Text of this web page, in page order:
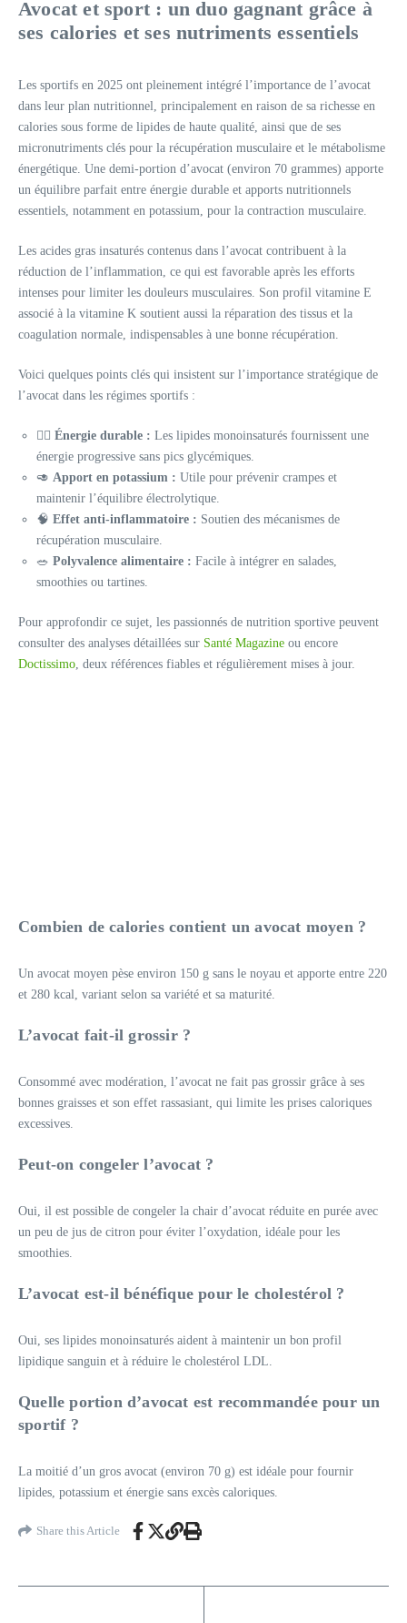
Avocat et sport : un duo gagnant grâce à
ses calories et ses nutriments essentiels
Les sportifs en 2025 ont pleinement intégré l’importance de l’avocat
dans leur plan nutritionnel, principalement en raison de sa richesse en
calories sous forme de lipides de haute qualité, ainsi que de ses
micronutriments clés pour la récupération musculaire et le métabolisme
énergétique. Une demi-portion d’avocat (environ 70 grammes) apporte
un équilibre parfait entre énergie durable et apports nutritionnels
essentiels, notamment en potassium, pour la contraction musculaire.
Les acides gras insaturés contenus dans l’avocat contribuent à la
réduction de l’inflammation, ce qui est favorable après les efforts
intenses pour limiter les douleurs musculaires. Son profil vitamine E
associé à la vitamine K soutient aussi la réparation des tissus et la
coagulation normale, indispensables à une bonne récupération.
Voici quelques points clés qui insistent sur l’importance stratégique de
l’avocat dans les régimes sportifs :
🚴‍♂️ Énergie durable : Les lipides monoinsaturés fournissent une
énergie progressive sans pics glycémiques.
🥑 Apport en potassium : Utile pour prévenir crampes et
maintenir l’équilibre électrolytique.
🧠 Effet anti-inflammatoire : Soutien des mécanismes de
récupération musculaire.
🥗 Polyvalence alimentaire : Facile à intégrer en salades,
smoothies ou tartines.
Pour approfondir ce sujet, les passionnés de nutrition sportive peuvent
consulter des analyses détaillées sur Santé Magazine ou encore
Doctissimo, deux références fiables et régulièrement mises à jour.
Combien de calories contient un avocat moyen ?
Un avocat moyen pèse environ 150 g sans le noyau et apporte entre 220
et 280 kcal, variant selon sa variété et sa maturité.
L’avocat fait-il grossir ?
Consommé avec modération, l’avocat ne fait pas grossir grâce à ses
bonnes graisses et son effet rassasiant, qui limite les prises caloriques
excessives.
Peut-on congeler l’avocat ?
Oui, il est possible de congeler la chair d’avocat réduite en purée avec
un peu de jus de citron pour éviter l’oxydation, idéale pour les
smoothies.
L’avocat est-il bénéfique pour le cholestérol ?
Oui, ses lipides monoinsaturés aident à maintenir un bon profil
lipidique sanguin et à réduire le cholestérol LDL.
Quelle portion d’avocat est recommandée pour un
sportif ?
La moitié d’un gros avocat (environ 70 g) est idéale pour fournir
lipides, potassium et énergie sans excès caloriques.
Share this Article